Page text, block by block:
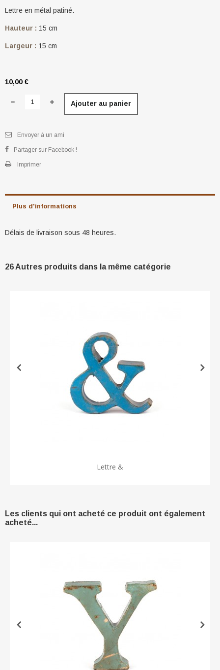
Lettre en métal patiné.
Hauteur : 15 cm
Largeur : 15 cm
10,00 €
Ajouter au panier
Envoyer à un ami
Partager sur Facebook !
Imprimer
Plus d'informations
Délais de livraison sous 48 heures.
26 Autres produits dans la même catégorie
Lettre &
Les clients qui ont acheté ce produit ont également
acheté...